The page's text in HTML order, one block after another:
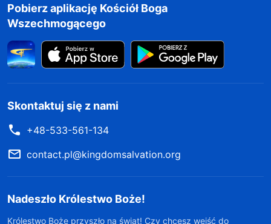
Pobierz aplikację Kościół Boga
Wszechmogącego
Skontaktuj się z nami
+48-533-561-134
contact.pl@kingdomsalvation.org
Nadeszło Królestwo Boże!
Królestwo Boże przyszło na świat! Czy chcesz wejść do